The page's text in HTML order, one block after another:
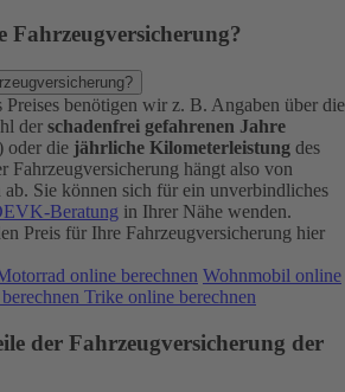
Fahrzeugversicherung?
Preises benötigen wir z. B. Angaben über die
der schadenfrei gefahrenen Jahre
oder die jährliche Kilometerleistung des
Fahrzeugversicherung hängt also von
ab. Sie können sich für ein unverbindliches
Beratung in Ihrer Nähe wenden.
Preis für Ihre Fahrzeugversicherung hier
online berechnen Wohnmobil online
Trike online berechnen
der Fahrzeugversicherung der